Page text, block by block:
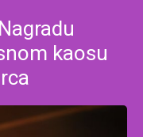
kaosu